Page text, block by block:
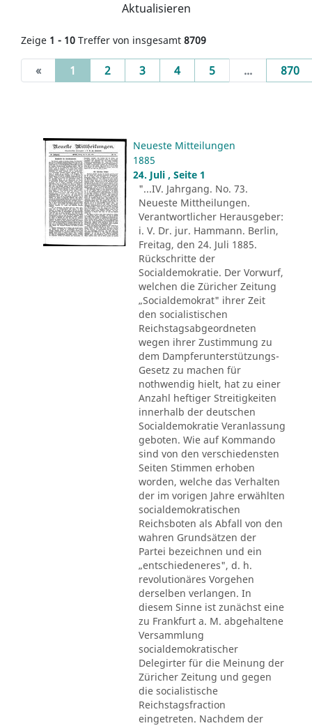
Aktualisieren
Zeige 1 - 10 Treffer von insgesamt 8709
« 1 (current)
2 3 4 5 ... 870
Neueste Mitteilungen
1885
24. Juli , Seite 1
"...IV. Jahrgang. No. 73.
Neueste Mittheilungen.
Verantwortlicher Herausgeber:
i. V. Dr. jur. Hammann. Berlin,
Freitag, den 24. Juli 1885.
Rückschritte der
Socialdemokratie. Der Vorwurf,
welchen die Züricher Zeitung
„Socialdemokrat" ihrer Zeit
den socialistischen
Reichstagsabgeordneten
wegen ihrer Zustimmung zu
dem Dampferunterstützungs-
Gesetz zu machen für
nothwendig hielt, hat zu einer
Anzahl heftiger Streitigkeiten
innerhalb der deutschen
Socialdemokratie Veranlassung
geboten. Wie auf Kommando
sind von den verschiedensten
Seiten Stimmen erhoben
worden, welche das Verhalten
der im vorigen Jahre erwählten
socialdemokratischen
Reichsboten als Abfall von den
wahren Grundsätzen der
Partei bezeichnen und ein
„entschiedeneres", d. h.
revolutionäres Vorgehen
derselben verlangen. In
diesem Sinne ist zunächst eine
zu Frankfurt a. M. abgehaltene
Versammlung
socialdemokratischer
Delegirter für die Meinung der
Züricher Zeitung und gegen
die socialistische
Reichstagsfraction
eingetreten. Nachdem der